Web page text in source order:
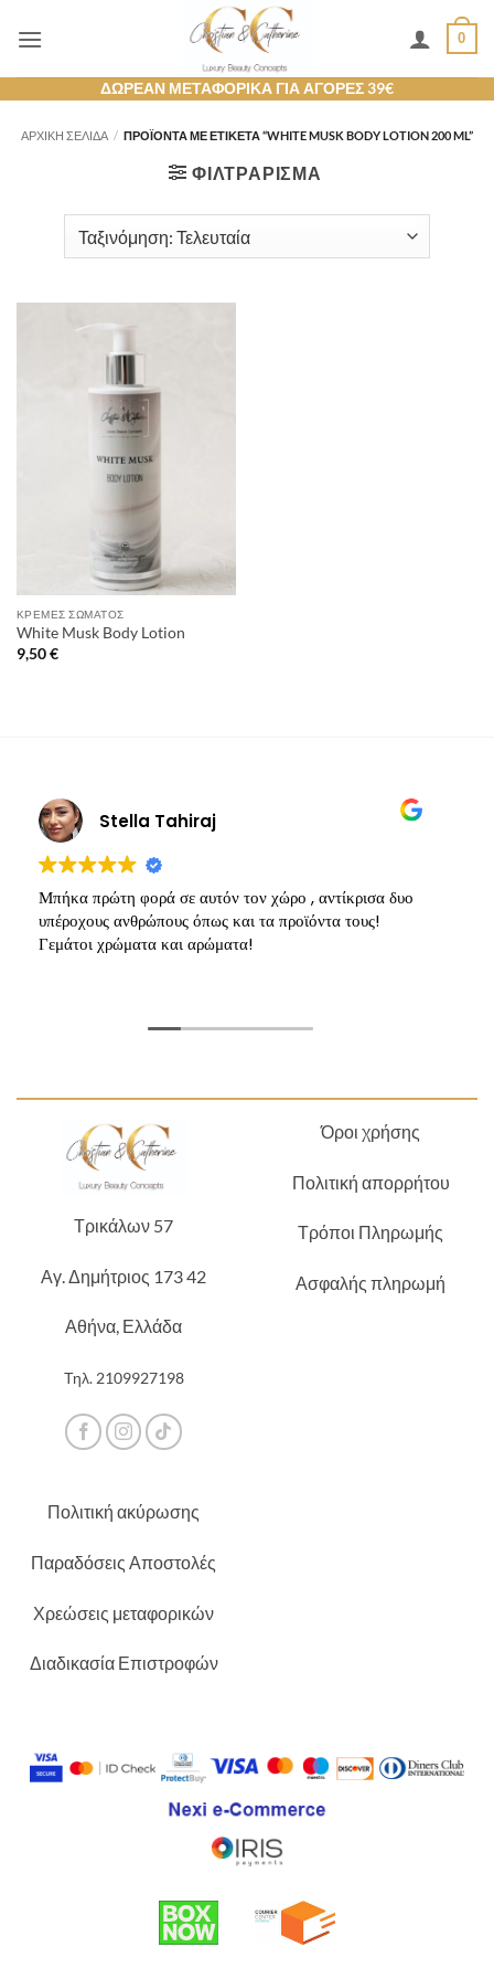
στο
0
ΔΩΡΕΑΝ ΜΕΤΑΦΟΡΙΚΑ ΓΙΑ ΑΓΟΡΕΣ 39€
ΑΡΧΙΚΉ ΣΕΛΊΔΑ / ΠΡΟΪΌΝΤΑ ΜΕ ΕΤΙΚΈΤΑ “WHITE MUSK BODY LOTION 200 ML”
ΦΙΛΤΡΆΡΙΣΜΑ
ΚΡΈΜΕΣ ΣΏΜΑΤΟΣ
White Musk Body Lotion
9,50€
Stella Tahiraj
Μπήκα πρώτη φορά σε αυτόν τον χώρο , αντίκρισα δυο
υπέροχους ανθρώπους όπως και τα προϊόντα τους!
Γεμάτοι χρώματα και αρώματα!
Τρικάλων 57
Αγ. Δημήτριος 173 42
Αθήνα, Ελλάδα
Τηλ. 2109927198
Όροι χρήσης
Πολιτική απορρήτου
Τρόποι Πληρωμής
Ασφαλής πληρωμή
Πολιτική ακύρωσης
Παραδόσεις Αποστολές
Χρεώσεις μεταφορικών
Διαδικασία Επιστροφών